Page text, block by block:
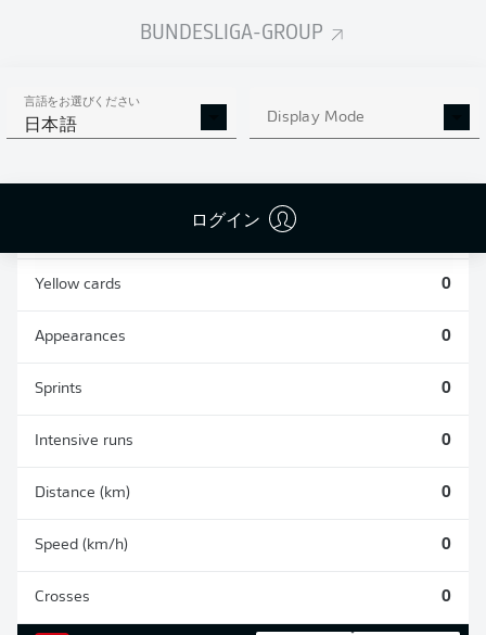
BUNDESLIGA-GROUP
言語をお選びください
日本語 Display Mode
ログイン
統計 シーズン 2019/2020
AERIAL DUELS
WON
Yellow cards 0
Appearances 0
Sprints 0
Intensive runs 0
Distance (km) 0
Speed (km/h) 0
Crosses 0